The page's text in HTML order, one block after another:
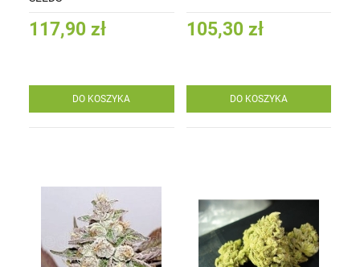
117,90 zł
DO KOSZYKA
105,30 zł
DO KOSZYKA